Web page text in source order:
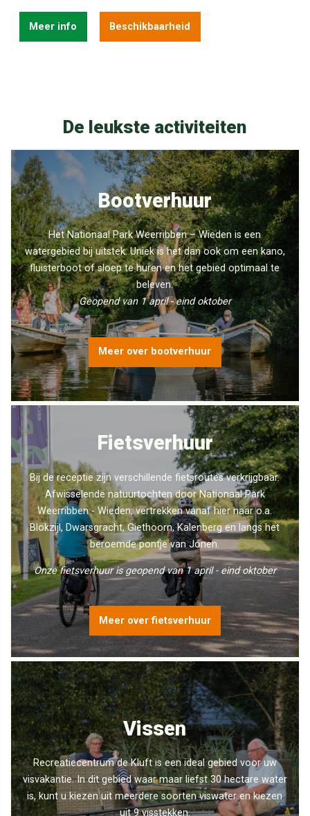
Meer info Beschikbaarheid
De leukste activiteiten
Bootverhuur
Het Nationaal Park Weerribben – Wieden is een
watergebied bij uitstek. Uniek is het dan ook om een kano,
fluisterboot of sloep te huren en het gebied optimaal te
beleven.
Geopend van 1 april - eind oktober
Meer over bootverhuur
Fietsverhuur
Bij de receptie zijn verschillende fietsroutes verkrijgbaar.
Afwisselende natuurtochten door Nationaal Park
Weerribben - Wieden, vertrekken vanaf hier naar o.a.
Blokzijl, Dwarsgracht, Giethoorn, Kalenberg en langs het
beroemde pontje van Jonen.
Onze fietsverhuur is geopend van 1 april - eind oktober
Meer over fietsverhuur
Vissen
Recreatiecentrum de Kluft is een ideal gebied voor uw
visvakantie. In dit gebied waar maar liefst 30 hectare water
is, kunt u kiezen uit meerdere soorten viswater en kiezen
uit 9 visstekken.